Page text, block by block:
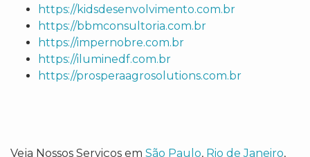
https://kidsdesenvolvimento.com.br
https://bbmconsultoria.com.br
https://impernobre.com.br
https://iluminedf.com.br
https://prosperaagrosolutions.com.br
Veja Nossos Serviços em São Paulo, Rio de Janeiro,